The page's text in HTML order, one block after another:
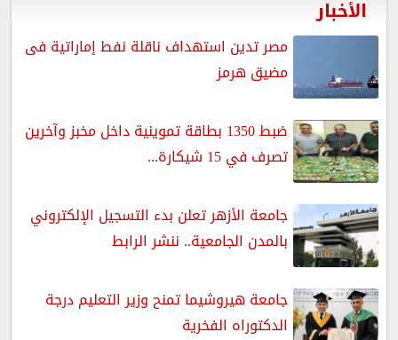
الأخبار
مصر تدين استهداف ناقلة نفط إماراتية فى
مضيق هرمز
ضبط 1350 بطاقة تموينية داخل مخبز وآخرين
تصرف في 15 شيكارة...
جامعة الأزهر تعلن بدء التسجيل الإلكتروني
بالمدن الجامعية.. ننشر الرابط
جامعة هيروشيما تمنح وزير التعليم درجة
الدكتوراه الفخرية